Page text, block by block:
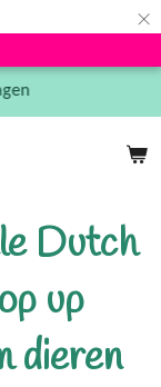
×
Dutch
up
dieren